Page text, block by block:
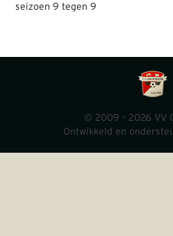
seizoen 9 tegen 9
© 2009 - 2026 VV
Ontwikkeld en